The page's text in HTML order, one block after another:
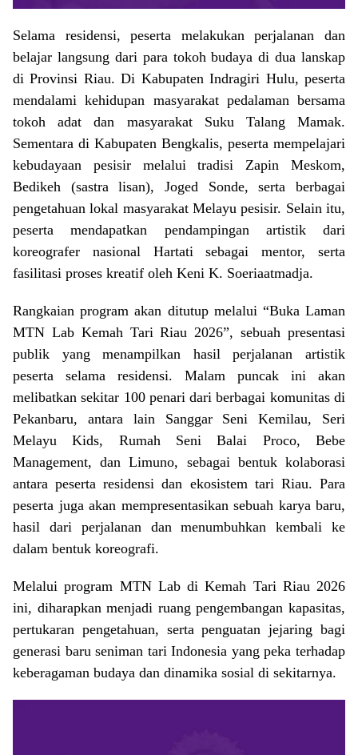
Selama residensi, peserta melakukan perjalanan dan
belajar langsung dari para tokoh budaya di dua lanskap
di Provinsi Riau. Di Kabupaten Indragiri Hulu, peserta
mendalami kehidupan masyarakat pedalaman bersama
tokoh adat dan masyarakat Suku Talang Mamak.
Sementara di Kabupaten Bengkalis, peserta mempelajari
kebudayaan pesisir melalui tradisi Zapin Meskom,
Bedikeh (sastra lisan), Joged Sonde, serta berbagai
pengetahuan lokal masyarakat Melayu pesisir. Selain itu,
peserta mendapatkan pendampingan artistik dari
koreografer nasional Hartati sebagai mentor, serta
fasilitasi proses kreatif oleh Keni K. Soeriaatmadja.
Rangkaian program akan ditutup melalui “Buka Laman
MTN Lab Kemah Tari Riau 2026”, sebuah presentasi
publik yang menampilkan hasil perjalanan artistik
peserta selama residensi. Malam puncak ini akan
melibatkan sekitar 100 penari dari berbagai komunitas di
Pekanbaru, antara lain Sanggar Seni Kemilau, Seri
Melayu Kids, Rumah Seni Balai Proco, Bebe
Management, dan Limuno, sebagai bentuk kolaborasi
antara peserta residensi dan ekosistem tari Riau. Para
peserta juga akan mempresentasikan sebuah karya baru,
hasil dari perjalanan dan menumbuhkan kembali ke
dalam bentuk koreografi.
Melalui program MTN Lab di Kemah Tari Riau 2026
ini, diharapkan menjadi ruang pengembangan kapasitas,
pertukaran pengetahuan, serta penguatan jejaring bagi
generasi baru seniman tari Indonesia yang peka terhadap
keberagaman budaya dan dinamika sosial di sekitarnya.